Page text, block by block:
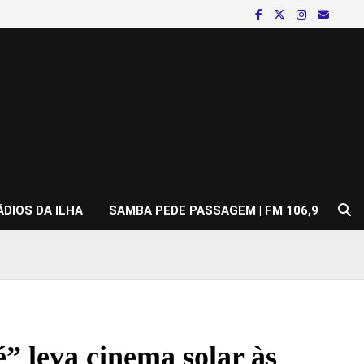
DA ILHA SAMBA PEDE PASSAGEM | FM 106,9
leva cinema solar às